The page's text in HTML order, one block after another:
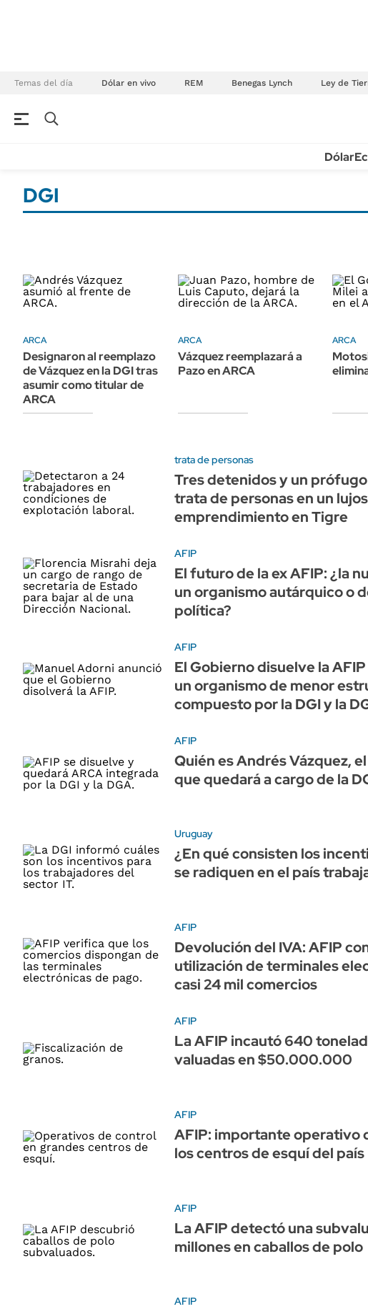
Temas del día Dólar en vivo REM Benegas Lynch Ley de
Banco de Datos
Dólar
Mercados
MEDIAKIT AMBITO DEBATE
POLÍTICA
Municipios
URUGUAY
Dólar
DGI
ARCA
Designaron al reemplazo
de Vázquez en la DGI tras
asumir como titular de
ARCA
ARCA
Vázquez reemplazará a
Pazo en ARCA
ARCA
trata de personas
Tres detenidos y un
trata de personas en un
emprendimiento en Tigre
AFIP
El futuro de la ex AFIP: ¿la
un organismo autárquico o
política?
AFIP
El Gobierno disuelve la
un organismo de menor
compuesto por la DGI y la
AFIP
Quién es Andrés Vázquez,
que quedará a cargo de la
Uruguay
¿En qué consisten los
se radiquen en el país
AFIP
Devolución del IVA: AFIP
utilización de terminales
casi 24 mil comercios
AFIP
La AFIP incautó 640
valuadas en $50.000.000
AFIP
AFIP: importante operativo
los centros de esquí del país
AFIP
La AFIP detectó una
millones en caballos de polo
AFIP